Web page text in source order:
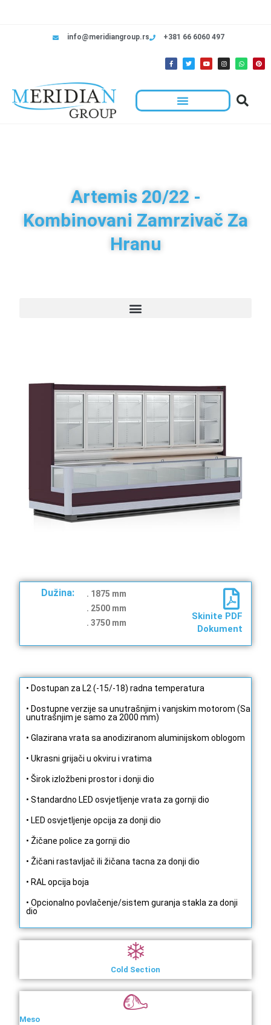
info@meridiangroup.rs +381 66 6060 497
Artemis 20/22 -
Kombinovani Zamrzivač Za
Hranu
Dužina:
. 1875 mm
. ​​2500 mm
. 3750 mm
Skinite PDF
Dokument
• Dostupan za L2 (-15/-18) radna temperatura
• Dostupne verzije sa unutrašnjim i vanjskim motorom (Sa
unutrašnjim je samo za 2000 mm)
• Glazirana vrata sa anodiziranom aluminijskom oblogom
• Ukrasni grijači u okviru i vratima
• Širok izložbeni prostor i donji dio
• Standardno LED osvjetljenje vrata za gornji dio
• LED osvjetljenje opcija za donji dio
• Žičane police za gornji dio
• Žičani rastavljač ili žičana tacna za donji dio
• RAL opcija boja
• Opcionalno povlačenje/sistem guranja stakla za donji
dio
Cold Section
Meso